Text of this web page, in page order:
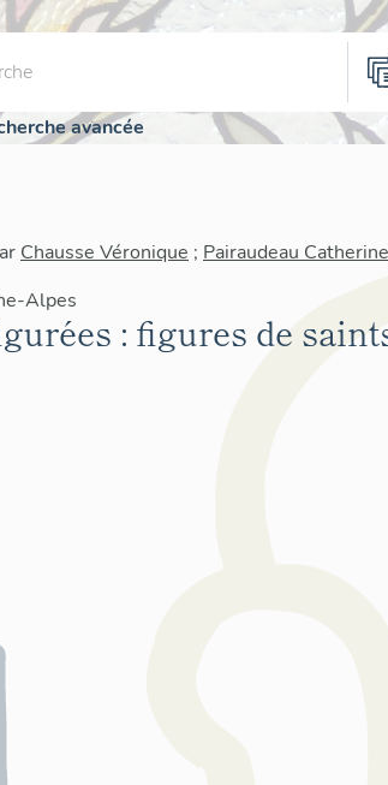
avancée
Chausse Véronique ; Pairaudeau Catherine
Alpes
: figures de